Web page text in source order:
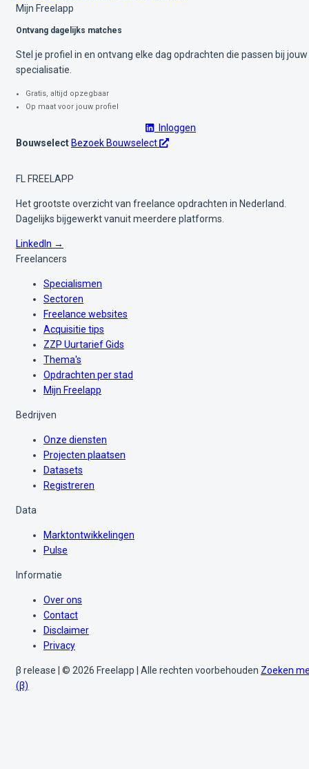
Mijn Freelapp
Ontvang dagelijks matches
Stel je profiel in en ontvang elke dag opdrachten die passen bij jouw
specialisatie.
Gratis, altijd opzegbaar
Op maat voor jouw profiel
Inloggen
Bouwselect Bezoek Bouwselect
FL FREELAPP
Het grootste overzicht van freelance opdrachten in Nederland.
Dagelijks bijgewerkt vanuit meerdere platforms.
LinkedIn →
Freelancers
Specialismen
Sectoren
Freelance websites
Acquisitie tips
ZZP Uurtarief Gids
Thema's
Opdrachten per stad
Mijn Freelapp
Bedrijven
Onze diensten
Projecten plaatsen
Datasets
Registreren
Data
Marktontwikkelingen
Pulse
Informatie
Over ons
Contact
Disclaimer
Privacy
β release | © 2026 Freelapp | Alle rechten voorbehouden Zoeken
(β)